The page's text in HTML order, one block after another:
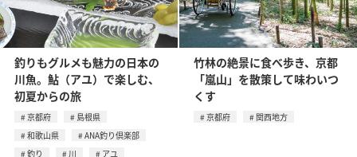
釣りもグルメも魅力の日本の
川魚。鮎（アユ）で楽しむ、
初夏からの旅
京都府
島根県
和歌山県
ANA釣り倶楽部
釣り
川
アユ
竹林の絶景に食べ歩き、京都
「嵐山」を散策して味わいつ
くす
京都府 関西地方